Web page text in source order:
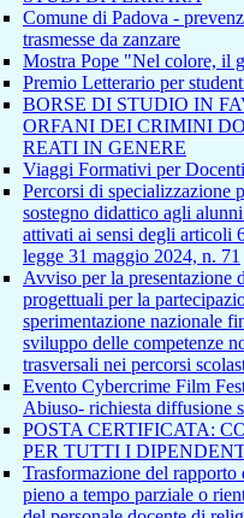
Comune di Padova -
trasmesse da zanzare
Mostra Pope "Nel colore, il
Premio Letterario per
BORSE DI STUDIO IN
ORFANI DEI CRIMINI
REATI IN GENERE
Viaggi Formativi per
Percorsi di specializzazione
sostegno didattico agli
attivati ai sensi degli articoli
legge 31 maggio 2024, n. 71
Avviso per la presentazione
progettuali per la
sperimentazione nazionale
sviluppo delle competenze
trasversali nei percorsi
Evento Cybercrime Film
Abiuso- richiesta diffusione
POSTA CERTIFICATA:
PER TUTTI I
Trasformazione del
pieno a tempo parziale o